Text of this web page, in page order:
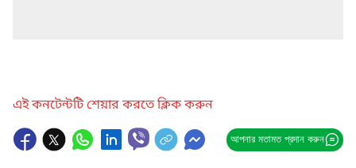
এই কনটেন্টটি শেয়ার করতে ক্লিক করুন
আপনার মতামত প্রদান করুন